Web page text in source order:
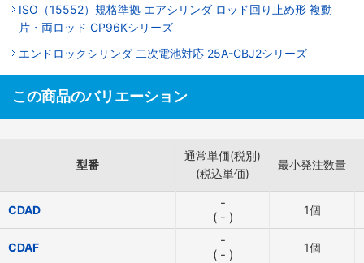
ISO（15552）規格準拠 エアシリンダ ロッド回り止め形 複動
片・両ロッド CP96Kシリーズ
エンドロックシリンダ 二次電池対応 25A-CBJ2シリーズ
この商品のバリエーション
型番
通常単価(税別)
(税込単価)
最小発注数量
CDAD
-
( - ) 1個
CDAF
-
( - ) 1個